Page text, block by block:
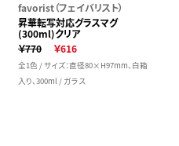
favorist（フェイバリスト）
昇華転写対応グラスマグ
(300ml)クリア
￥770
￥616
全1色 / サイズ：直径80×H97mm、白箱
入り、300ml / ガラス